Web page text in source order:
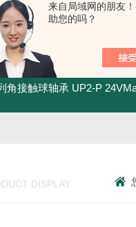
来自局域网的朋友
助您的吗？
角接触球轴承 UP2-P 24VMarco
DISPLAY